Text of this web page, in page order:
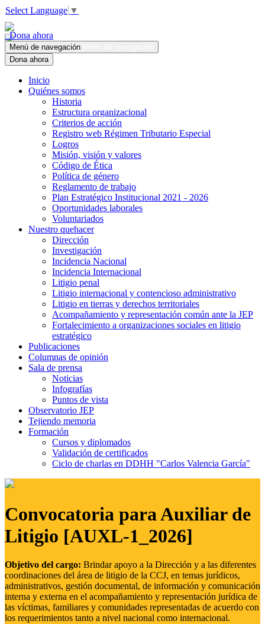
Select Language ▼
Dona ahora
Menú de navegación
Dona ahora
Inicio
Quiénes somos
Historia
Estructura organizacional
Criterios de acción
Registro web Régimen Tributario Especial
Logros
Misión, visión y valores
Código de Ética
Política de género
Reglamento de trabajo
Plan Estratégico Institucional 2021 - 2026
Oportunidades laborales
Voluntariados
Nuestro quehacer
Dirección
Investigación
Incidencia Nacional
Incidencia Internacional
Litigio penal
Litigio internacional y contencioso administrativo
Litigio en tierras y derechos territoriales
Acompañamiento y representación común ante la JEP
Fortalecimiento a organizaciones sociales en litigio
estratégico
Publicaciones
Columnas de opinión
Sala de prensa
Noticias
Infografías
Puntos de vista
Observatorio JEP
Tejiendo memoria
Formación
Cursos y diplomados
Validación de certificados
Ciclo de charlas en DDHH "Carlos Valencia García"
Convocatoria para Auxiliar de
Litigio [AUXL-1_2026]
Objetivo del cargo: Brindar apoyo a la Dirección y a las diferentes
coordinaciones del área de litigio de la CCJ, en temas jurídicos,
administrativos, gestión documental, de información y comunicación
interna y externa en el acompañamiento y representación jurídica de
las víctimas, familiares y comunidades representadas de acuerdo con
los requerimientos tanto a nivel nacional como internacional.